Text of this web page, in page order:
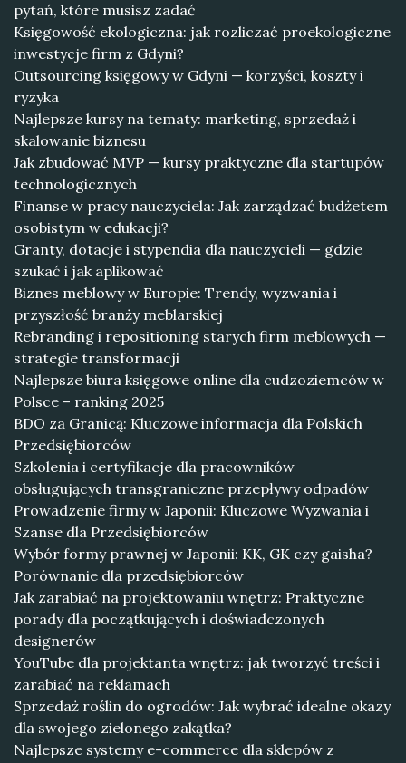
pytań, które musisz zadać
Księgowość ekologiczna: jak rozliczać proekologiczne
inwestycje firm z Gdyni?
Outsourcing księgowy w Gdyni — korzyści, koszty i
ryzyka
Najlepsze kursy na tematy: marketing, sprzedaż i
skalowanie biznesu
Jak zbudować MVP — kursy praktyczne dla startupów
technologicznych
Finanse w pracy nauczyciela: Jak zarządzać budżetem
osobistym w edukacji?
Granty, dotacje i stypendia dla nauczycieli — gdzie
szukać i jak aplikować
Biznes meblowy w Europie: Trendy, wyzwania i
przyszłość branży meblarskiej
Rebranding i repositioning starych firm meblowych —
strategie transformacji
Najlepsze biura księgowe online dla cudzoziemców w
Polsce – ranking 2025
BDO za Granicą: Kluczowe informacja dla Polskich
Przedsiębiorców
Szkolenia i certyfikacje dla pracowników
obsługujących transgraniczne przepływy odpadów
Prowadzenie firmy w Japonii: Kluczowe Wyzwania i
Szanse dla Przedsiębiorców
Wybór formy prawnej w Japonii: KK, GK czy gaisha?
Porównanie dla przedsiębiorców
Jak zarabiać na projektowaniu wnętrz: Praktyczne
porady dla początkujących i doświadczonych
designerów
YouTube dla projektanta wnętrz: jak tworzyć treści i
zarabiać na reklamach
Sprzedaż roślin do ogrodów: Jak wybrać idealne okazy
dla swojego zielonego zakątka?
Najlepsze systemy e-commerce dla sklepów z